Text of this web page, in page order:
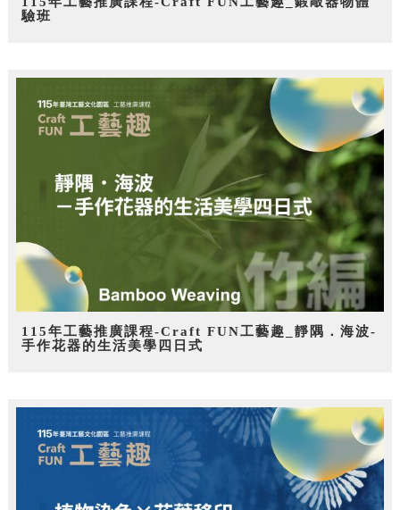
驗班
115年工藝推廣課程-Craft FUN工藝趣_靜隅．海波-
手作花器的生活美學四日式